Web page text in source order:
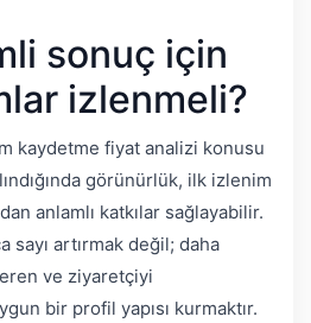
sonuç için
izlenmeli?
kaydetme fiyat analizi konusu
görünürlük, ilk izlenim
anlamlı katkılar sağlayabilir.
sayı artırmak değil; daha
ve ziyaretçiyi
bir profil yapısı kurmaktır.